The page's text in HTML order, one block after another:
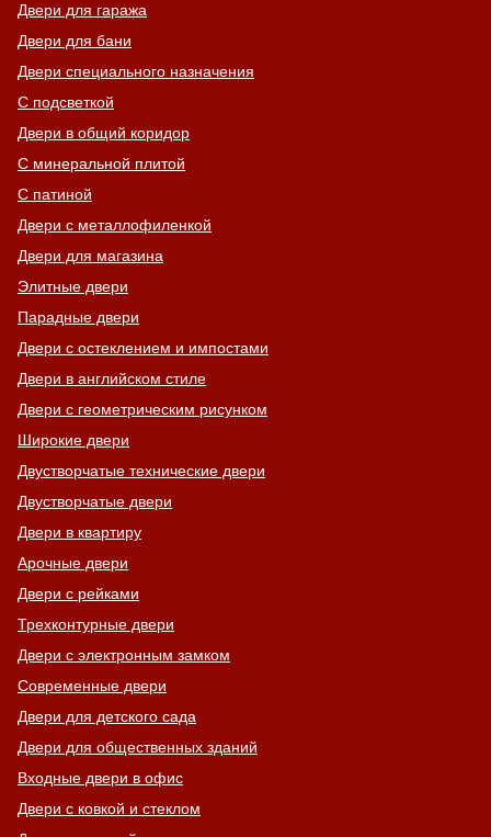
Двери для гаража
Двери для бани
Двери специального назначения
С подсветкой
Двери в общий коридор
С минеральной плитой
С патиной
Двери с металлофиленкой
Двери для магазина
Элитные двери
Парадные двери
Двери с остеклением и импостами
Двери в английском стиле
Двери с геометрическим рисунком
Широкие двери
Двустворчатые технические двери
Двустворчатые двери
Двери в квартиру
Арочные двери
Двери с рейками
Трехконтурные двери
Двери с электронным замком
Современные двери
Двери для детского сада
Двери для общественных зданий
Входные двери в офис
Двери с ковкой и стеклом